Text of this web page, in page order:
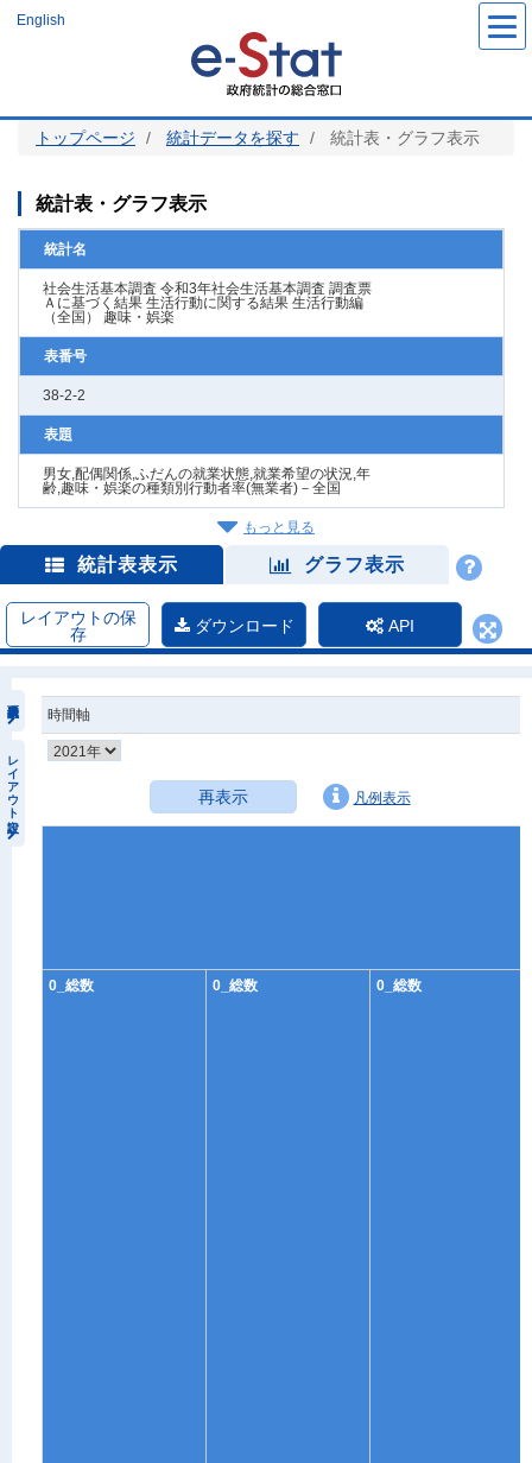
ツ
English
トップページ 統計データを探す 統計表・グラフ表示
統計表・グラフ表示
統計名
社会生活基本調査 令和3年社会生活基本調査 調査票
Ａに基づく結果 生活行動に関する結果 生活行動編
（全国） 趣味・娯楽
表番号
38-2-2
表題
男女,配偶関係,ふだんの就業状態,就業希望の状況,年
齢,趣味・娯楽の種類別行動者率(無業者)－全国
もっと見る
統計表表示 グラフ表示
レイアウトの保
存
ダウンロード API
レイアウト設定
時間軸
再表示 凡例表示
0_総数 0_総数 0_総数